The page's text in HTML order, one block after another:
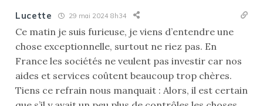
Lucette 29 mai 2024 8h34
Ce matin je suis furieuse, je viens d’entendre une
chose exceptionnelle, surtout ne riez pas. En
France les sociétés ne veulent pas investir car nos
aides et services coûtent beaucoup trop chères.
Tiens ce refrain nous manquait : Alors, il est certain